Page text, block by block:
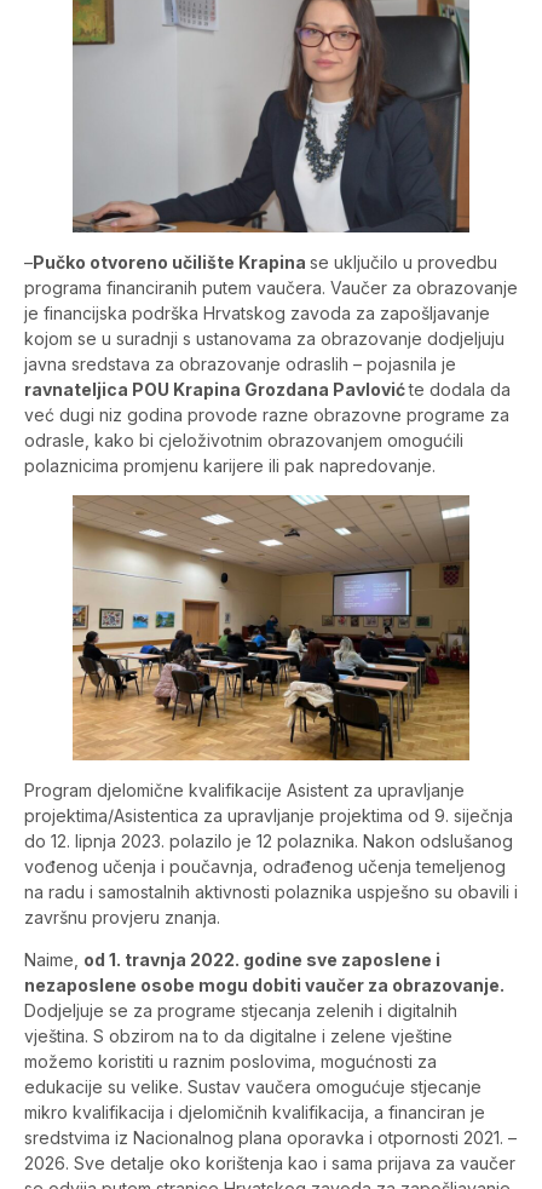
–Pučko otvoreno učilište Krapina se uključilo u provedbu
programa financiranih putem vaučera. Vaučer za obrazovanje
je financijska podrška Hrvatskog zavoda za zapošljavanje
kojom se u suradnji s ustanovama za obrazovanje dodjeljuju
javna sredstava za obrazovanje odraslih – pojasnila je
ravnateljica POU Krapina Grozdana Pavlovićte dodala da
već dugi niz godina provode razne obrazovne programe za
odrasle, kako bi cjeloživotnim obrazovanjem omogućili
polaznicima promjenu karijere ili pak napredovanje.
Program djelomične kvalifikacije Asistent za upravljanje
projektima/Asistentica za upravljanje projektima od 9. siječnja
do 12. lipnja 2023. polazilo je 12 polaznika. Nakon odslušanog
vođenog učenja i poučavnja, odrađenog učenja temeljenog
na radu i samostalnih aktivnosti polaznika uspješno su obavili i
završnu provjeru znanja.
Naime, od 1. travnja 2022. godine sve zaposlene i
nezaposlene osobe mogu dobiti vaučer za obrazovanje.
Dodjeljuje se za programe stjecanja zelenih i digitalnih
vještina. S obzirom na to da digitalne i zelene vještine
možemo koristiti u raznim poslovima, mogućnosti za
edukacije su velike. Sustav vaučera omogućuje stjecanje
mikro kvalifikacija i djelomičnih kvalifikacija, a financiran je
sredstvima iz Nacionalnog plana oporavka i otpornosti 2021. –
2026. Sve detalje oko korištenja kao i sama prijava za vaučer